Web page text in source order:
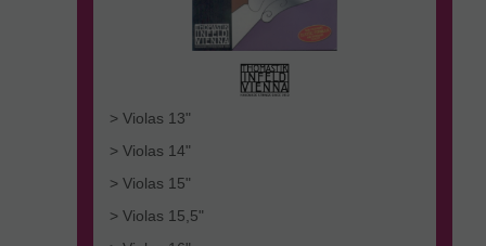
> Violas 13"
> Violas 14"
> Violas 15"
> Violas 15,5"